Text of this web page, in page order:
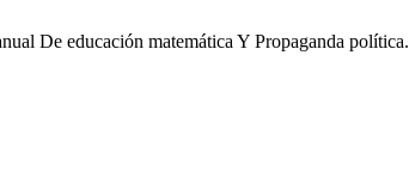
De educación matemática Y Propaganda política.